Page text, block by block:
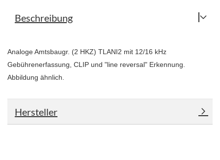
Beschreibung
Analoge Amtsbaugr. (2 HKZ) TLANI2 mit 12/16 kHz
Gebührenerfassung, CLIP und "line reversal" Erkennung.
Abbildung ähnlich.
Hersteller